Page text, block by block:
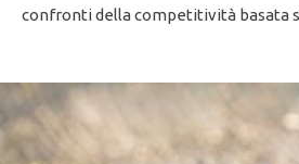
confronti della competitività basata